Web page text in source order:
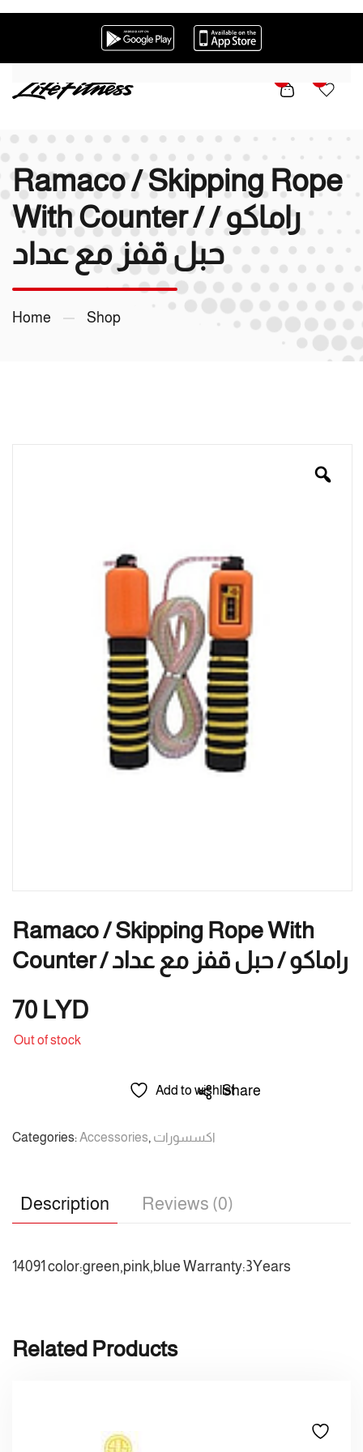
Skip to main content
Ramaco / Skipping Rope
With Counter / راماكو /
حبل قفز مع عداد
Home Shop
Ramaco / Skipping Rope With
Counter / راماكو / حبل قفز مع عداد
70 LYD
Out of stock
Add to wishlistShare
Categories: Accessories, اكسسورات
Description Reviews (0)
14091 color:green,pink,blue Warranty:3Years
Related Products